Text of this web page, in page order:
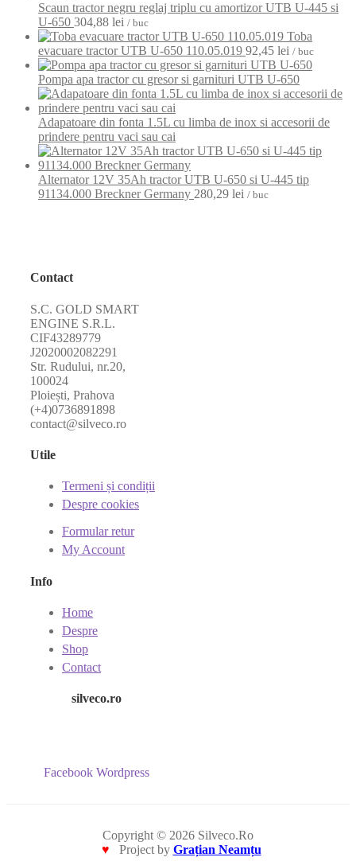
Scaun tractor negru reglaj triplu cu amortizor UTB U-445 si
U-650 304,88 lei / buc
Toba
evacuare tractor UTB U-650 110.05.019 92,45 lei / buc
Pompa apa tractor cu gresor si garnituri UTB U-650
Adapatoare din fonta 1.5L cu limba de inox si accesorii de
prindere pentru vaci sau cai
Alternator 12V 35Ah tractor UTB U-650 si U-445 tip
91134.000 Breckner Germany 280,29 lei / buc
Contact
S.C. GOLD SMART
ENGINE S.R.L.
CIF43289779
J2020002082291
Str. Rudului, nr.20,
100024
Ploiești, Prahova
(+4)0736891898
contact@silveco.ro
Utile
Termeni și condiții
Despre cookies
Formular retur
My Account
Info
Home
Despre
Shop
Contact
silveco.ro
Facebook Wordpress
Copyright © 2026 Silveco.Ro
♥
Project by Grațian Neamțu